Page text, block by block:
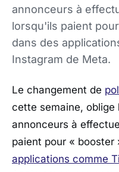
annonceurs à
lorsqu'ils paient
dans des
Instagram de Meta.
Le changement de
cette semaine, oblige
annonceurs à
paient pour « booster
applications comme